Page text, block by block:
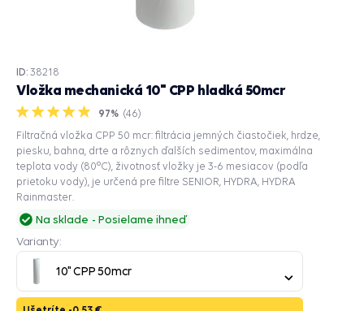
Vložka mechanická 10" CPP hladká 50mcr
97% (46)
ID: 38218
Filtračná vložka CPP 50 mcr: filtrácia jemných čiastočiek, hrdze,
piesku, bahna, drte a rôznych ďalších sedimentov, maximálna
teplota vody (80°C), životnosť vložky je 3-6 mesiacov (podľa
prietoku vody), je určená pre filtre SENIOR, HYDRA, HYDRA
Rainmaster.
Na sklade
Posielame ihneď
Varianty:
10" CPP 50mcr